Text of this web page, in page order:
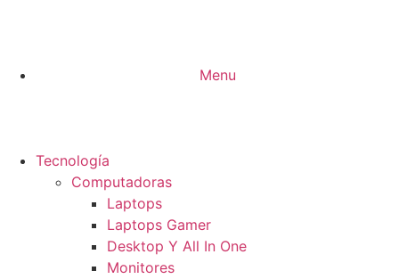
Menu
Tecnología
Computadoras
Laptops
Laptops Gamer
Desktop Y All In One
Monitores